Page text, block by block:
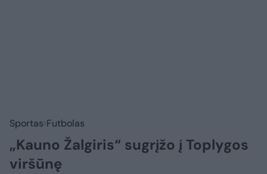
Sportas Futbolas
„Kauno Žalgiris“ sugrįžo į Toplygos
viršūnę